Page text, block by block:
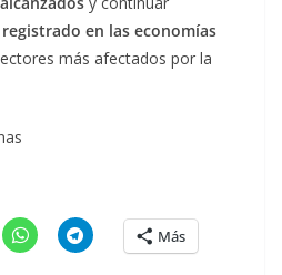
en las economías
más afectados por la
Más